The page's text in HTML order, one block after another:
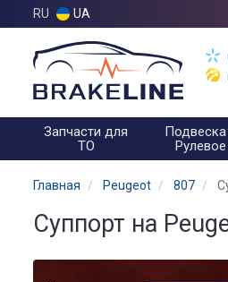
RU UA
Запчасти для
ТО
Подвеска
Рулевое
Главная Peugeot 807
Суппорт на